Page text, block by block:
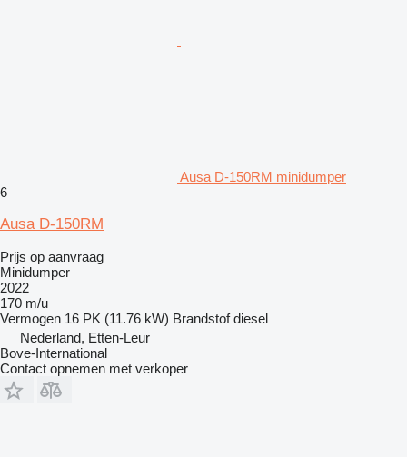
Ausa D-150RM minidumper
6
Ausa D-150RM
Prijs op aanvraag
Minidumper
2022
170 m/u
Vermogen 16 PK (11.76 kW) Brandstof diesel
Nederland, Etten-Leur
Bove-International
Contact opnemen met verkoper